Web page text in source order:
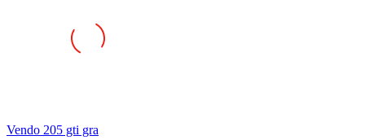
Vendo 205 gti gra